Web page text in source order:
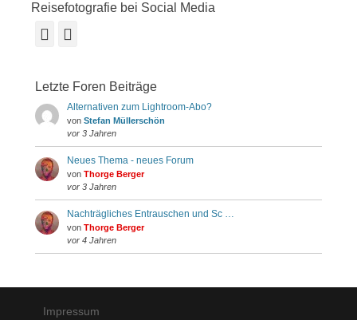
Reisefotografie bei Social Media
Facebook
Letzte Foren Beiträge
Alternativen zum Lightroom-Abo?
von Stefan Müllerschön
vor 3 Jahren
Neues Thema - neues Forum
von Thorge Berger
vor 3 Jahren
Nachträgliches Entrauschen und Sc …
von Thorge Berger
vor 4 Jahren
Impressum